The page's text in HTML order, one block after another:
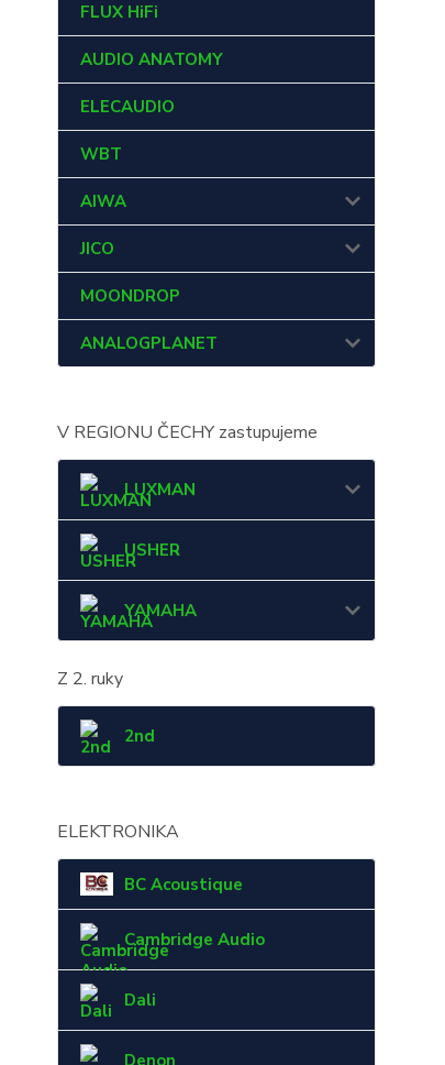
FLUX HiFi
AUDIO ANATOMY
ELECAUDIO
WBT
AIWA
JICO
MOONDROP
ANALOGPLANET
V REGIONU ČECHY zastupujeme
LUXMAN
USHER
YAMAHA
Z 2. ruky
2nd
ELEKTRONIKA
BC Acoustique
Cambridge Audio
Dali